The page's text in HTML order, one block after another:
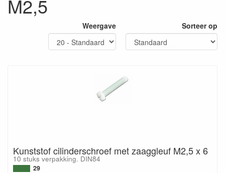
M2,5
Weergave Sorteer op
Kunststof cilinderschroef met zaaggleuf M2,5 x 6
10 stuks verpakking. DIN84
29